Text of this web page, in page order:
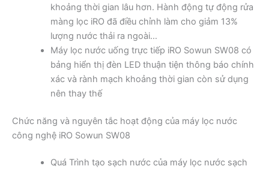
khoảng thời gian lâu hơn. Hành động tự động rửa
màng lọc iRO đã điều chỉnh làm cho giảm 13%
lượng nước thải ra ngoài…
Máy lọc nước uống trực tiếp iRO Sowun SW08 có
bảng hiển thị đèn LED thuận tiện thông báo chính
xác và rành mạch khoảng thời gian còn sử dụng
nên thay thế
Chức năng và nguyên tắc hoạt động của máy lọc nước
công nghệ iRO Sowun SW08
Quá Trình tạo sạch nước của máy lọc nước sạch​